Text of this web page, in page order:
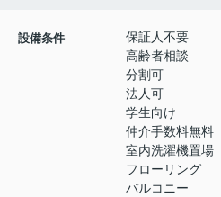
設備条件
保証人不要
高齢者相談
分割可
法人可
学生向け
仲介手数料無料
室内洗濯機置場
フローリング
バルコニー